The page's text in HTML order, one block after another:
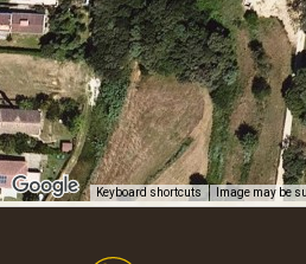
Keyboard shortcuts Image may be